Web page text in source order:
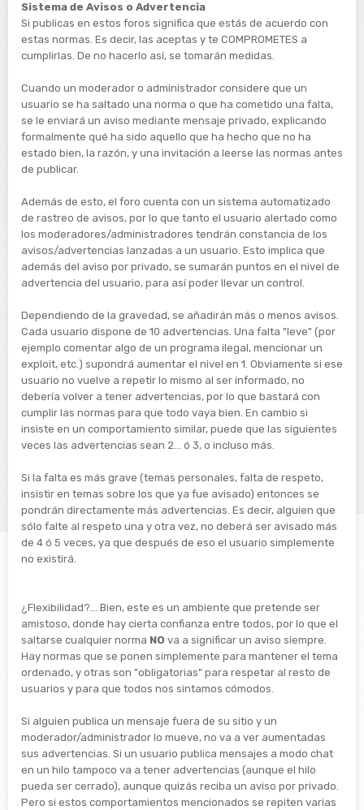
Sistema de Avisos o Advertencia
Si publicas en estos foros significa que estás de acuerdo con
estas normas. Es decir, las aceptas y te COMPROMETES a
cumplirlas. De no hacerlo así, se tomarán medidas.
Cuando un moderador o administrador considere que un
usuario se ha saltado una norma o que ha cometido una falta,
se le enviará un aviso mediante mensaje privado, explicando
formalmente qué ha sido aquello que ha hecho que no ha
estado bien, la razón, y una invitación a leerse las normas antes
de publicar.
Además de esto, el foro cuenta con un sistema automatizado
de rastreo de avisos, por lo que tanto el usuario alertado como
los moderadores/administradores tendrán constancia de los
avisos/advertencias lanzadas a un usuario. Esto implica que
además del aviso por privado, se sumarán puntos en el nivel de
advertencia del usuario, para así poder llevar un control.
Dependiendo de la gravedad, se añadirán más o menos avisos.
Cada usuario dispone de 10 advertencias. Una falta "leve" (por
ejemplo comentar algo de un programa ilegal, mencionar un
exploit, etc.) supondrá aumentar el nivel en 1. Obviamente si ese
usuario no vuelve a repetir lo mismo al ser informado, no
debería volver a tener advertencias, por lo que bastará con
cumplir las normas para que todo vaya bien. En cambio si
insiste en un comportamiento similar, puede que las siguientes
veces las advertencias sean 2... ó 3, o incluso más.
Si la falta es más grave (temas personales, falta de respeto,
insistir en temas sobre los que ya fue avisado) entonces se
pondrán directamente más advertencias. Es decir, alguien que
sólo falte al respeto una y otra vez, no deberá ser avisado más
de 4 ó 5 veces, ya que después de eso el usuario simplemente
no existirá.
¿Flexibilidad?... Bien, este es un ambiente que pretende ser
amistoso, donde hay cierta confianza entre todos, por lo que el
saltarse cualquier norma NO va a significar un aviso siempre.
Hay normas que se ponen simplemente para mantener el tema
ordenado, y otras son "obligatorias" para respetar al resto de
usuarios y para que todos nos sintamos cómodos.
Si alguien publica un mensaje fuera de su sitio y un
moderador/administrador lo mueve, no va a ver aumentadas
sus advertencias. Si un usuario publica mensajes a modo chat
en un hilo tampoco va a tener advertencias (aunque el hilo
pueda ser cerrado), aunque quizás reciba un aviso por privado.
Pero si estos comportamientos mencionados se repiten varias